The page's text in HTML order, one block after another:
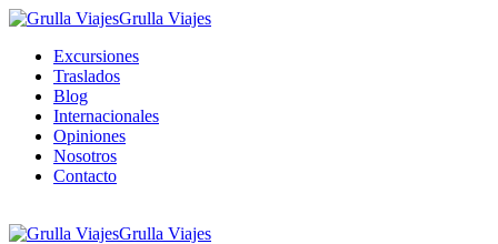
Grulla Viajes
Excursiones
Traslados
Blog
Internacionales
Opiniones
Nosotros
Contacto
Grulla Viajes